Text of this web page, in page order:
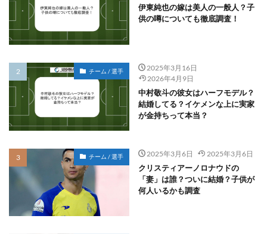
伊東純也の嫁は美人の一般人？子
供の噂についても徹底調査！
チーム / 選手
2025年3月16日
2026年4月9日
中村敬斗の彼女はハーフモデル？
結婚してる？イケメンな上に実家
が金持ちって本当？
チーム / 選手 2025年3月6日 2025年3月6日
クリスティアーノロナウドの
「妻」は誰？ついに結婚？子供が
何人いるかも調査